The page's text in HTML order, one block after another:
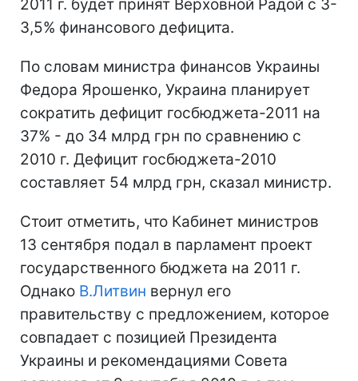
2011 г. будет принят Верховной Радой с 3-
3,5% финансового дефицита.
По словам министра финансов Украины
Федора Ярошенко, Украина планирует
сократить дефицит госбюджета-2011 на
37% - до 34 млрд грн по сравнению с
2010 г. Дефицит госбюджета-2010
составляет 54 млрд грн, сказал министр.
Стоит отметить, что Кабинет министров
13 сентября подал в парламент проект
государственного бюджета на 2011 г.
Однако В.Литвин вернул его
правительству с предложением, которое
совпадает с позицией Президента
Украины и рекомендациями Совета